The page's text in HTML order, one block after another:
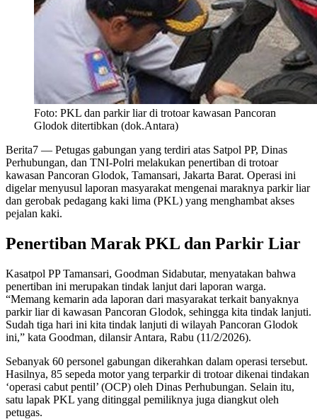
Foto: PKL dan parkir liar di trotoar kawasan Pancoran
Glodok ditertibkan (dok.Antara)
Berita7 — Petugas gabungan yang terdiri atas Satpol PP, Dinas
Perhubungan, dan TNI-Polri melakukan penertiban di trotoar
kawasan Pancoran Glodok, Tamansari, Jakarta Barat. Operasi ini
digelar menyusul laporan masyarakat mengenai maraknya parkir liar
dan gerobak pedagang kaki lima (PKL) yang menghambat akses
pejalan kaki.
Penertiban Marak PKL dan Parkir Liar
Kasatpol PP Tamansari, Goodman Sidabutar, menyatakan bahwa
penertiban ini merupakan tindak lanjut dari laporan warga.
“Memang kemarin ada laporan dari masyarakat terkait banyaknya
parkir liar di kawasan Pancoran Glodok, sehingga kita tindak lanjuti.
Sudah tiga hari ini kita tindak lanjuti di wilayah Pancoran Glodok
ini,” kata Goodman, dilansir Antara, Rabu (11/2/2026).
Sebanyak 60 personel gabungan dikerahkan dalam operasi tersebut.
Hasilnya, 85 sepeda motor yang terparkir di trotoar dikenai tindakan
‘operasi cabut pentil’ (OCP) oleh Dinas Perhubungan. Selain itu,
satu lapak PKL yang ditinggal pemiliknya juga diangkut oleh
petugas.